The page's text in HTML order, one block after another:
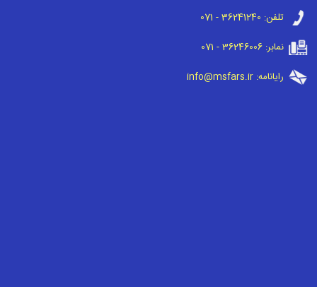
تلفن: 071 - 36241240
نمابر:071 - 36246006
رایانامه:info@msfars.ir